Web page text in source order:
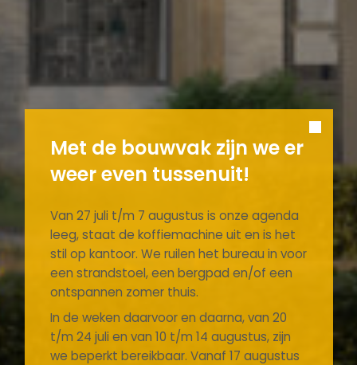
Met de bouwvak zijn we er
weer even tussenuit!
Van 27 juli t/m 7 augustus is onze agenda
leeg, staat de koffiemachine uit en is het
stil op kantoor. We ruilen het bureau in voor
een strandstoel, een bergpad en/of een
ontspannen zomer thuis.
In de weken daarvoor en daarna, van 20
t/m 24 juli en van 10 t/m 14 augustus, zijn
we beperkt bereikbaar. Vanaf 17 augustus